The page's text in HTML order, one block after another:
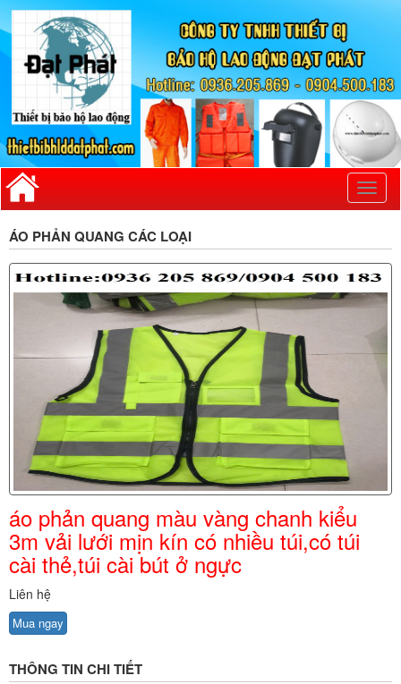
ÁO PHẢN QUANG CÁC LOẠI
áo phản quang màu vàng chanh kiểu
3m vải lưới mịn kín có nhiều túi,có túi
cài thẻ,túi cài bút ở ngực
Liên hệ
Mua ngay
THÔNG TIN CHI TIẾT